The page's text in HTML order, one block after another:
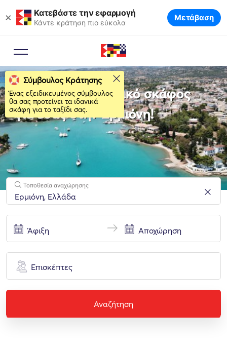
× Κατεβάστε την εφαρμογή
Κάντε κράτηση πιο εύκολα Μετάβαση
Νοικιάστε το ιδανικό σκάφος
για εσάς στην Ερμιόνη!
Τοποθεσία αναχώρησης
Επισκέπτες
Αναζήτηση
Σύμβουλος Κράτησης
Ένας εξειδικευμένος σύμβουλος
θα σας προτείνει τα ιδανικά
σκάφη για το ταξίδι σας.